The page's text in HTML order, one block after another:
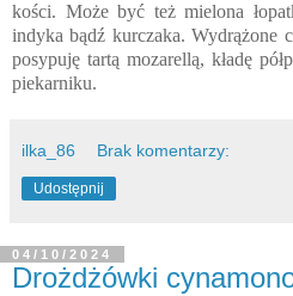
kości. Może być też mielona
indyka bądź kurczaka. Wydrążone
posypuję tartą mozarellą, kładę
piekarniku.
ilka_86 Brak komentarzy:
Udostępnij
04/10/2024
Drożdżówki